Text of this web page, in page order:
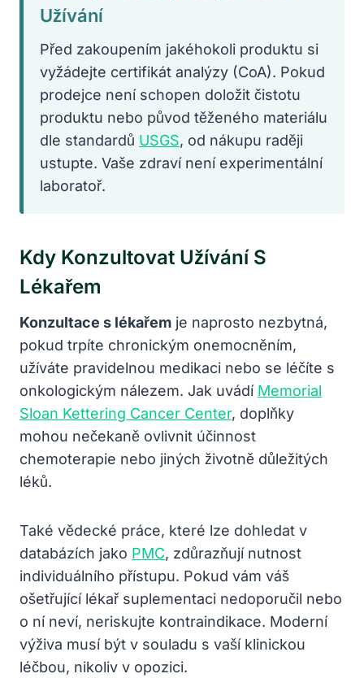
Užívání
Před zakoupením jakéhokoli produktu si
vyžádejte certifikát analýzy (CoA). Pokud
prodejce není schopen doložit čistotu
produktu nebo původ těženého materiálu
dle standardů USGS, od nákupu raději
ustupte. Vaše zdraví není experimentální
laboratoř.
Kdy Konzultovat Užívání S
Lékařem
Konzultace s lékařem je naprosto nezbytná,
pokud trpíte chronickým onemocněním,
užíváte pravidelnou medikaci nebo se léčíte s
onkologickým nálezem. Jak uvádí Memorial
Sloan Kettering Cancer Center, doplňky
mohou nečekaně ovlivnit účinnost
chemoterapie nebo jiných životně důležitých
léků.
Také vědecké práce, které lze dohledat v
databázích jako PMC, zdůrazňují nutnost
individuálního přístupu. Pokud vám váš
ošetřující lékař suplementaci nedoporučil nebo
o ní neví, neriskujte kontraindikace. Moderní
výživa musí být v souladu s vaší klinickou
léčbou, nikoliv v opozici.